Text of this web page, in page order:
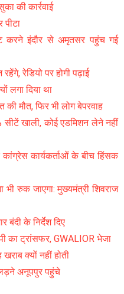
की कार्रवाई
करने इंदौर से अमृतसर पहुंच गई
रेडियो पर होगी पढ़ाई
लगा दिया था
मौत, फिर भी लोग बेपरवाह
खाली, कोई एडमिशन लेने नहीं
कांग्रेस कार्यकर्ताओं के बीच हिंसक
भी रुक जाएगा: मुख्यमंत्री शिवराज
बंदी के निर्देश दिए
का ट्रांसफर, GWALIOR भेजा
क्यों नहीं होती
लड़ने अनूपपुर पहुंचे